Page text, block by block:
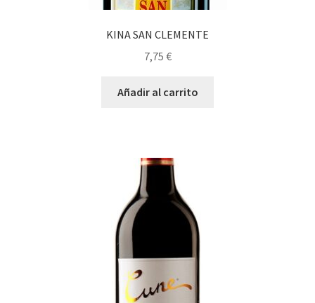
KINA SAN CLEMENTE
7,75 €
Añadir al carrito